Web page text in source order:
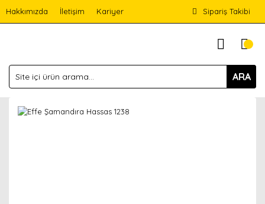
Hakkımızda İletişim Kariyer Sipariş Takibi
ARA